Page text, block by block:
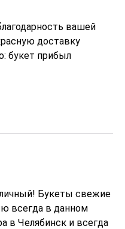
вашей
доставку
букет прибыл
удивило внимание
сотрудников.
вас друзьям
Букеты свежие
всегда в данном
в Челябинск и всегда